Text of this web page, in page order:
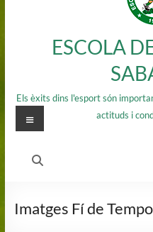
ESCOLA
Els èxits dins l'esport són
actituds i
Menú
Imatges Fí de